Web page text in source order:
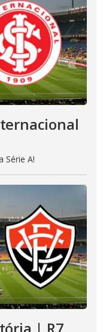
Série A!